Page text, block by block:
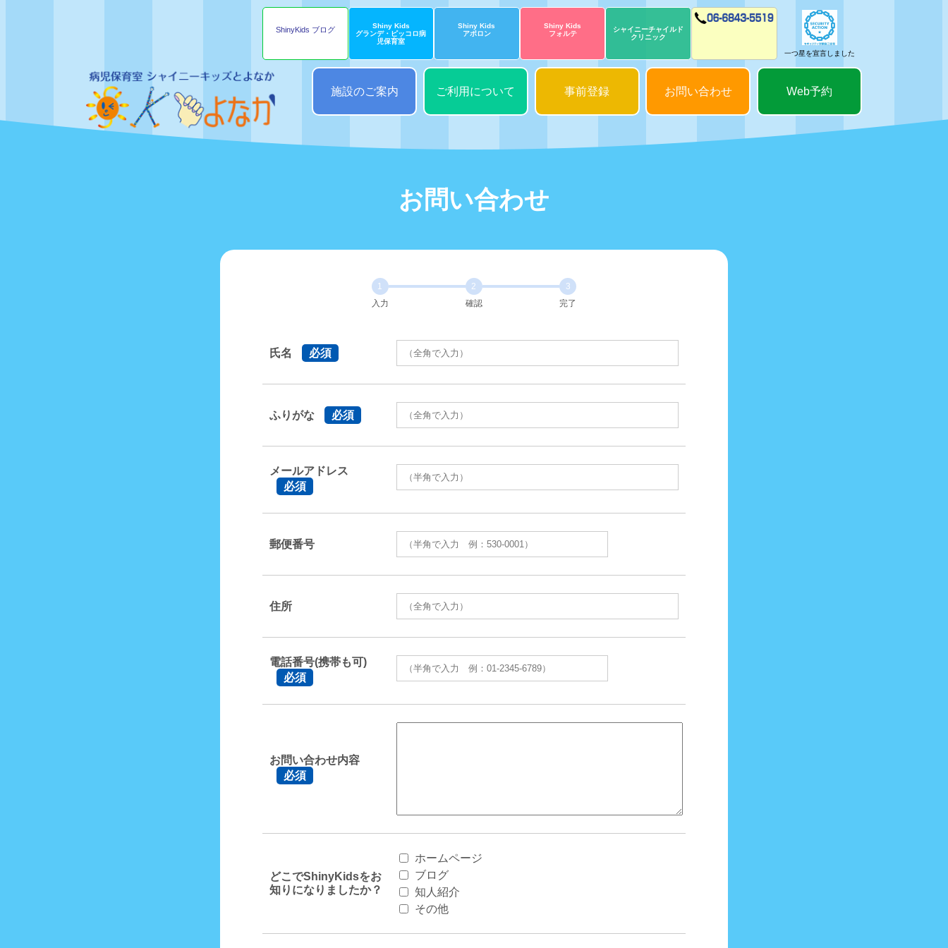
ShinyKids ブログ
Shiny Kids
グランデ・ピッコロ病
児保育室
Shiny Kids
アポロン
Shiny Kids
フォルテ
シャイニーチャイルド
クリニック
一つ星を宣言しました
施設のご案内 ご利用について 事前登録 お問い合わせ Web予約
お問い合わせ
1
入力
2
確認
3
完了
氏名 必須
ふりがな 必須
メールアドレス
必須
郵便番号
住所
電話番号(携帯も可)
必須
お問い合わせ内容
必須
どこでShinyKidsをお
知りになりましたか？
ホームページ
ブログ
知人紹介
その他